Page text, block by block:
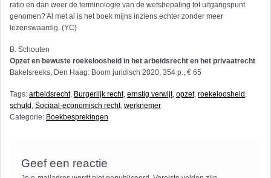
ratio en dan weer de terminologie van de wetsbepaling tot uitgangspunt
genomen? Al met al is het boek mijns inziens echter zonder meer
lezenswaardig. (YC)
B. Schouten
Opzet en bewuste roekeloosheid in het arbeidsrecht en het privaatrecht
Bakelsreeks, Den Haag: Boom juridisch 2020, 354 p., € 65
Tags: arbeidsrecht, Burgerlijk recht, ernstig verwijt, opzet, roekeloosheid ,
schuld , Sociaal-economisch recht, werknemer
Categorie: Boekbesprekingen
Geef een reactie